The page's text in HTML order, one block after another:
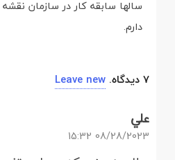
سالها سابقه کار در سازمان نقشه
دارم.
7دیدگاه.
Leave new
علي
08/28/2023 15:32